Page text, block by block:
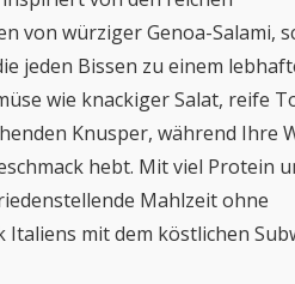
von würziger Genoa-Salami,
jeden Bissen zu einem
wie knackiger Salat, reife
Knusper, während Ihre
hebt. Mit viel Protein
Mahlzeit ohne
Italiens mit dem köstlichen